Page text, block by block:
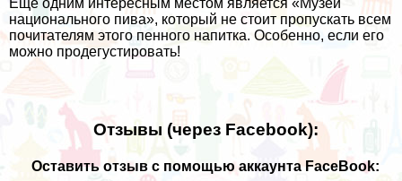
Еще одним интересным местом является «Музей
национального пива», который не стоит пропускать всем
почитателям этого пенного напитка. Особенно, если его
можно продегустировать!
Отзывы (через Facebook):
Оставить отзыв с помощью аккаунта FaceBook: